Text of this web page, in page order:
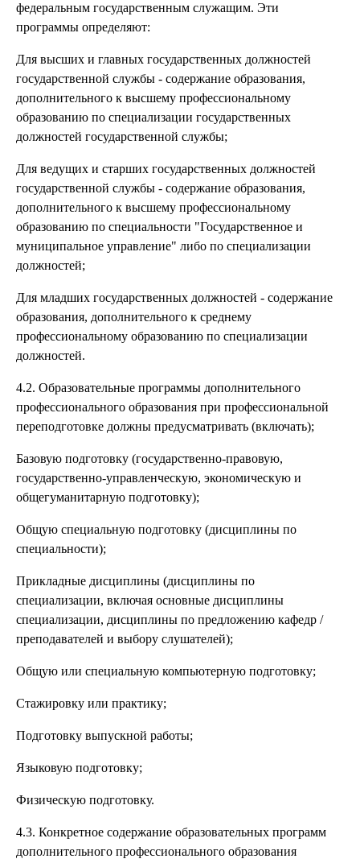
федеральным государственным служащим. Эти
программы определяют:
Для высших и главных государственных должностей
государственной службы - содержание образования,
дополнительного к высшему профессиональному
образованию по специализации государственных
должностей государственной службы;
Для ведущих и старших государственных должностей
государственной службы - содержание образования,
дополнительного к высшему профессиональному
образованию по специальности "Государственное и
муниципальное управление" либо по специализации
должностей;
Для младших государственных должностей - содержание
образования, дополнительного к среднему
профессиональному образованию по специализации
должностей.
4.2. Образовательные программы дополнительного
профессионального образования при профессиональной
переподготовке должны предусматривать (включать);
Базовую подготовку (государственно-правовую,
государственно-управленческую, экономическую и
общегуманитарную подготовку);
Общую специальную подготовку (дисциплины по
специальности);
Прикладные дисциплины (дисциплины по
специализации, включая основные дисциплины
специализации, дисциплины по предложению кафедр /
преподавателей и выбору слушателей);
Общую или специальную компьютерную подготовку;
Стажировку или практику;
Подготовку выпускной работы;
Языковую подготовку;
Физическую подготовку.
4.3. Конкретное содержание образовательных программ
дополнительного профессионального образования